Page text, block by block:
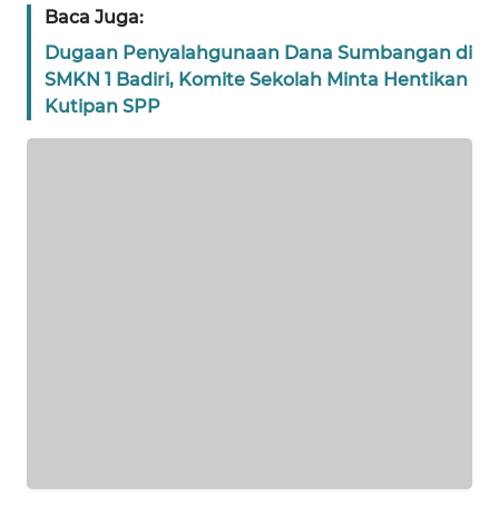
Baca Juga:
Dugaan Penyalahgunaan Dana Sumbangan di
SMKN 1 Badiri, Komite Sekolah Minta Hentikan
Kutipan SPP
JAKARTA
WN
JABAR
WN